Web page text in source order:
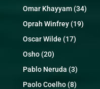
Omar Khayyam(34)
Oprah Winfrey(19)
Oscar Wilde (17)
Osho(20)
Pablo Neruda (3)
Paolo Coelho(8)